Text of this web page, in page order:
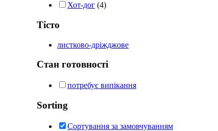
Хот-дог (4)
Тісто
листково-дріжджове
Стан готовності
потребує випікання
Sorting
Сортування за замовчуванням